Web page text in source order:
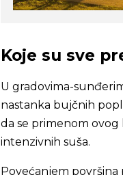
Koje su sve
U gradovima-
nastanka bujčnih
da se primenom
intenzivnih suša.
Povećanjem površina